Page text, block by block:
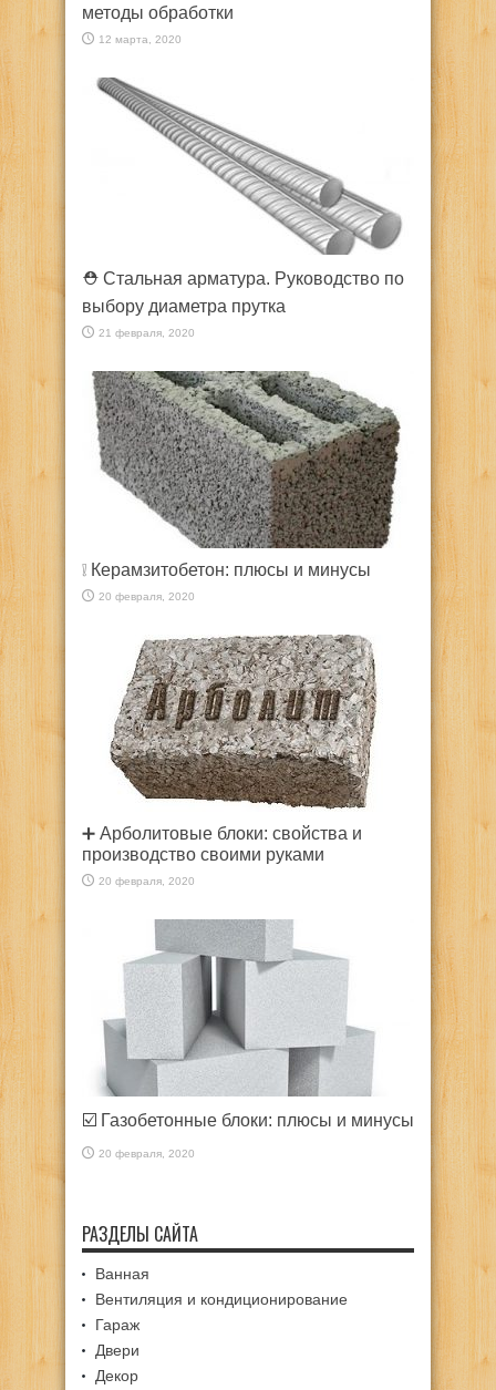
методы обработки
12 марта, 2020
⛑️ Стальная арматура. Руководство по
выбору диаметра прутка
21 февраля, 2020
❕ Керамзитобетон: плюсы и минусы
20 февраля, 2020
➕ Арболитовые блоки: свойства и
производство своими руками
20 февраля, 2020
☑️ Газобетонные блоки: плюсы и минусы
20 февраля, 2020
РАЗДЕЛЫ САЙТА
Ванная
Вентиляция и кондиционирование
Гараж
Двери
Декор